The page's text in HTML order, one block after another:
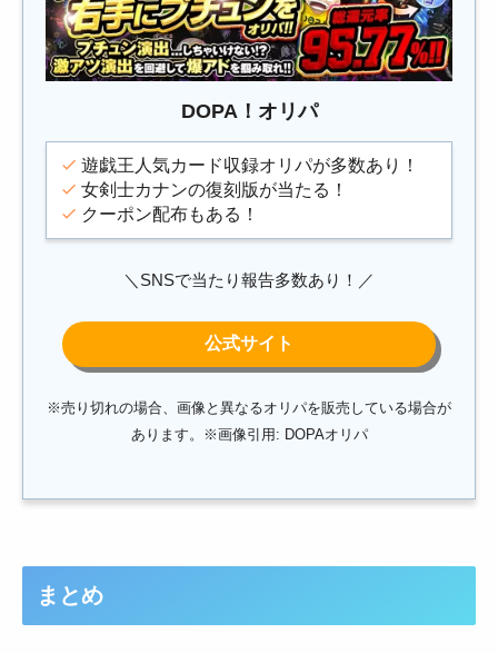
DOPA！オリパ
遊戯王人気カード収録オリパが多数あり！
女剣士カナンの復刻版が当たる！
クーポン配布もある！
＼SNSで当たり報告多数あり！／
※売り切れの場合、画像と異なるオリパを販売している場合が
あります。※画像引用: DOPAオリパ
まとめ